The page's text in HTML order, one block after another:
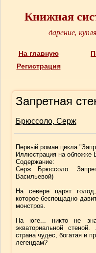
Книжная
дарение,
На главную
Регистрация
Запретная
Брюссоло, Серж
Первый роман цикла
Иллюстрация на обложке
Содержание:
Серж Брюссоло.
Васильевой)
На севере царят
которое беспощадно
монстров.
На юге... никто не
экваториальной
страна чудес, богатая и
легендам?